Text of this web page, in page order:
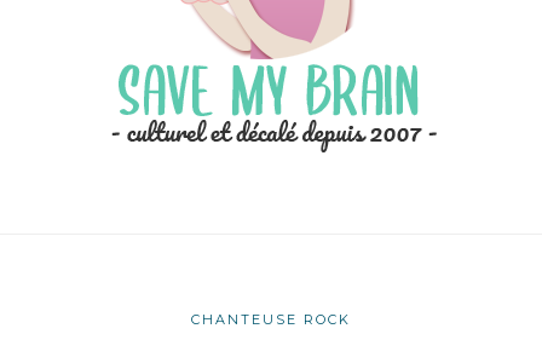
CHANTEUSE ROCK